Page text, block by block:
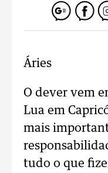
Áries
O dever vem
Lua em
mais
tudo o que